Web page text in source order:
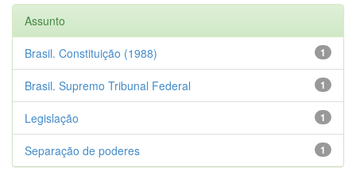
Assunto
1
Brasil. Constituição (1988)
1
Brasil. Supremo Tribunal Federal
1
Legislação
1
Separação de poderes